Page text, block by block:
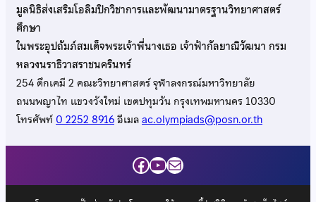
มูลนิธิส่งเสริมโอลิมปิกวิชาการและพัฒนามาตรฐานวิทยาศาสตร์
ศึกษา
ในพระอุปถัมภ์สมเด็จพระเจ้าพี่นางเธอ เจ้าฟ้ากัลยาณิวัฒนา กรม
หลวงนราธิวาสราชนครินทร์
254 ตึกเคมี 2 คณะวิทยาศาสตร์ จุฬาลงกรณ์มหาวิทยาลัย
ถนนพญาไท แขวงวังใหม่ เขตปทุมวัน กรุงเทพมหานคร 10330
โทรศัพท์0 2252 8916อีเมลac.olympiads@posn.or.th
Facebook
YouTube
Mail